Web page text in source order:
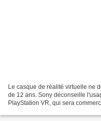
Le casque de réalité virtuelle ne
de 12 ans. Sony déconseille
PlayStation VR, qui sera